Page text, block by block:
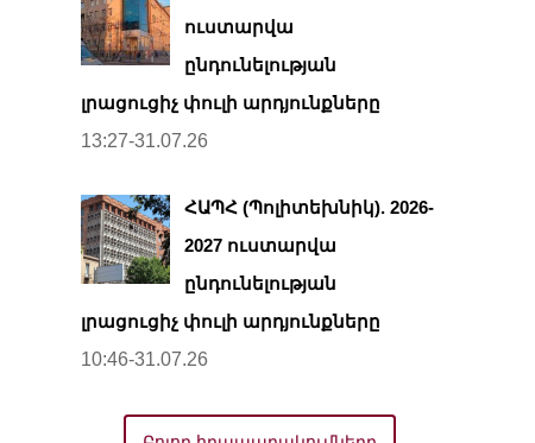
ուստարվա
ընդունելության
լրացուցիչ փուլի արդյունքները
13:27-31.07.26
ՀԱՊՀ (Պոլիտեխնիկ). 2026-
2027 ուստարվա
ընդունելության
լրացուցիչ փուլի արդյունքները
10:46-31.07.26